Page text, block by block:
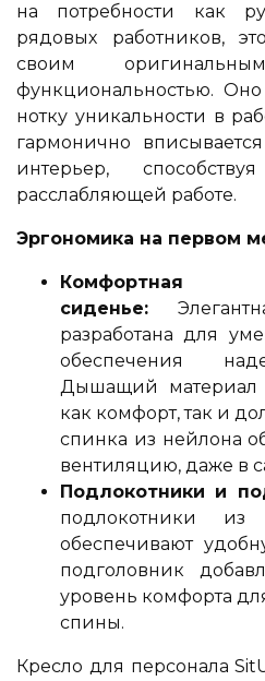
на потребности как
рядовых работников,
своим
функциональностью.
нотку уникальности в
гармонично
интерьер,
расслабляющей работе.
Эргономика на первом
сиденье:
разработана для
обеспечения
Дышащий материал
как комфорт, так и
спинка из нейлона
вентиляцию, даже в
Подлокотники и
подлокотники из
обеспечивают
подголовник
уровень комфорта
спины.
Кресло для персонала